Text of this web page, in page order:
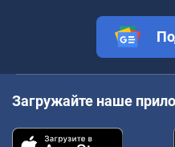
Загружайте наше